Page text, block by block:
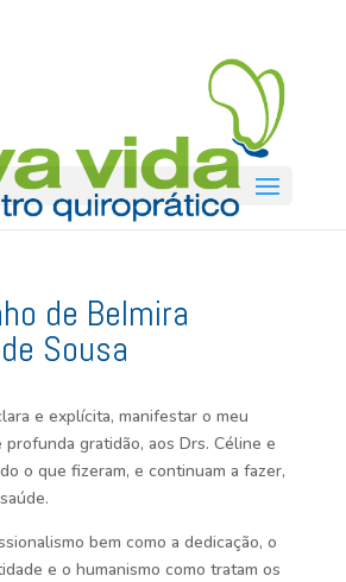
de Belmira
Sousa
e explícita, manifestar o meu
gratidão, aos Drs. Céline e
o que fizeram, e continuam a fazer,
bem como a dedicação, o
e o humanismo como tratam os